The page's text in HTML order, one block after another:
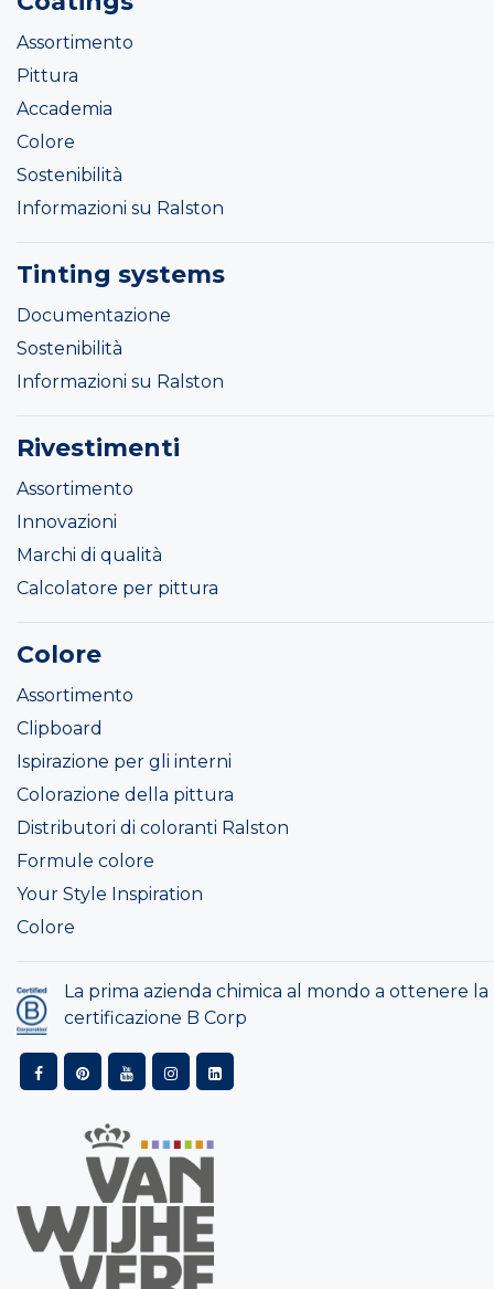
Assortimento
Pittura
Accademia
Colore
Sostenibilità
Informazioni su Ralston
Tinting systems
Documentazione
Sostenibilità
Informazioni su Ralston
Rivestimenti
Assortimento
Innovazioni
Marchi di qualità
Calcolatore per pittura
Colore
Assortimento
Clipboard
Ispirazione per gli interni
Colorazione della pittura
Distributori di coloranti Ralston
Formule colore
Your Style Inspiration
Colore
La prima azienda chimica al mondo a ottenere la
certificazione B Corp